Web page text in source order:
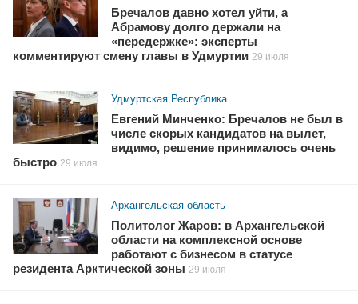
Бречалов давно хотел уйти, а
Абрамову долго держали на
«передержке»: эксперты
комментируют смену главы в Удмуртии 29 июля
Удмуртская Республика
Евгений Минченко: Бречалов не был в
числе скорых кандидатов на вылет,
видимо, решение принималось очень
быстро 29 июля
Архангельская область
Политолог Жаров: в Архангельской
области на комплексной основе
работают с бизнесом в статусе
резидента Арктической зоны 29 июля